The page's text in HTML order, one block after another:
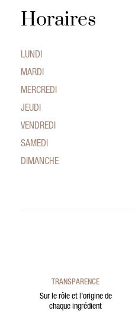
Horaires
LUNDI
MARDI
MERCREDI
JEUDI
VENDREDI
SAMEDI
DIMANCHE
TRANSPARENCE
Sur le rôle et l’origine de
chaque ingrédient